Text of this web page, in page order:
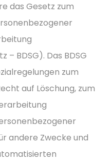
das Gesetz zum
– BDSG). Das BDSG
zum
auf Löschung, zum
andere Zwecke und